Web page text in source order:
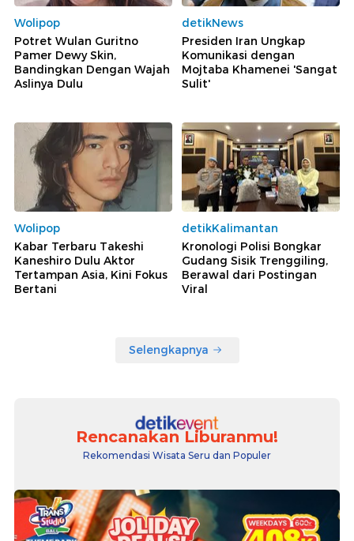
Wolipop
Potret Wulan Guritno
Pamer Dewy Skin,
Bandingkan Dengan Wajah
Aslinya Dulu
detikNews
Presiden Iran Ungkap
Komunikasi dengan
Mojtaba Khamenei 'Sangat
Sulit'
Wolipop
Kabar Terbaru Takeshi
Kaneshiro Dulu Aktor
Tertampan Asia, Kini Fokus
Bertani
detikKalimantan
Kronologi Polisi Bongkar
Gudang Sisik Trenggiling,
Berawal dari Postingan
Viral
Selengkapnya
Rencanakan Liburanmu!
Rekomendasi Wisata Seru dan Populer